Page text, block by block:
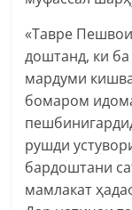
«Тавре
доштанд, ки
мардуми
бомаром
рушди
бардоштани
мамлакат